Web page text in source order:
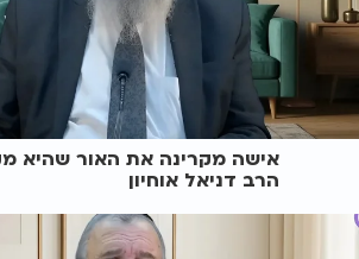
אישה מקרינה את האור שהיא
הרב דניאל אוחיון